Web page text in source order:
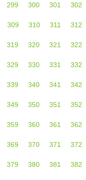
299 300 301 302
309 310 311 312
319 320 321 322
329 330 331 332
339 340 341 342
349 350 351 352
359 360 361 362
369 370 371 372
379 380 381 382